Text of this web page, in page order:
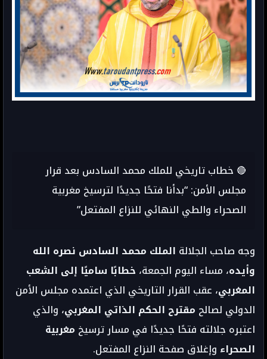
🔴 خطاب تاريخي للملك محمد السادس بعد قرار
مجلس الأمن: “بدأنا فتحًا جديدًا لترسيخ مغربية
الصحراء والطي النهائي للنزاع المفتعل”
وجه صاحب الجلالة الملك محمد السادس نصره الله
وأيده، مساء اليوم الجمعة، خطابًا ساميًا إلى الشعب
المغربي، عقب القرار التاريخي الذي اعتمده مجلس الأمن
الدولي لصالح مقترح الحكم الذاتي المغربي، والذي
اعتبره جلالته فتحًا جديدًا في مسار ترسيخ مغربية
الصحراء وإغلاق صفحة النزاع المفتعل.